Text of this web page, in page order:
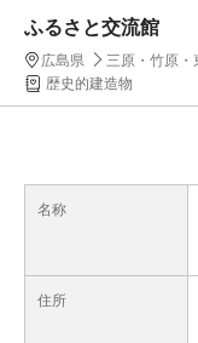
ふるさと交流館
広島県
三原・竹原
歴史的建造物
名称
住所